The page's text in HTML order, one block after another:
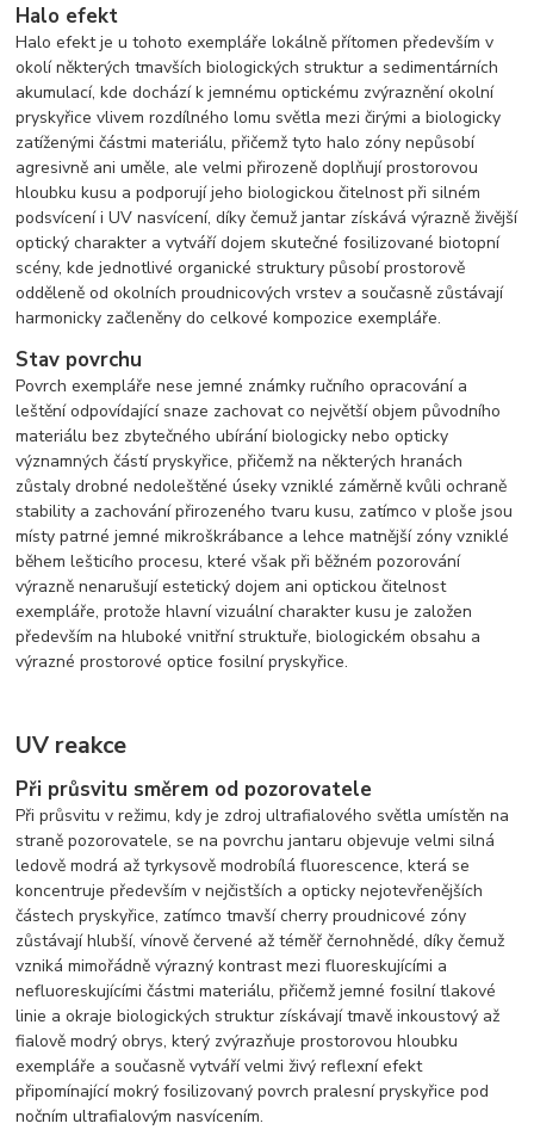
Halo efekt
Halo efekt je u tohoto exempláře lokálně přítomen především v
okolí některých tmavších biologických struktur a sedimentárních
akumulací, kde dochází k jemnému optickému zvýraznění okolní
pryskyřice vlivem rozdílného lomu světla mezi čirými a biologicky
zatíženými částmi materiálu, přičemž tyto halo zóny nepůsobí
agresivně ani uměle, ale velmi přirozeně doplňují prostorovou
hloubku kusu a podporují jeho biologickou čitelnost při silném
podsvícení i UV nasvícení, díky čemuž jantar získává výrazně živější
optický charakter a vytváří dojem skutečné fosilizované biotopní
scény, kde jednotlivé organické struktury působí prostorově
odděleně od okolních proudnicových vrstev a současně zůstávají
harmonicky začleněny do celkové kompozice exempláře.
Stav povrchu
Povrch exempláře nese jemné známky ručního opracování a
leštění odpovídající snaze zachovat co největší objem původního
materiálu bez zbytečného ubírání biologicky nebo opticky
významných částí pryskyřice, přičemž na některých hranách
zůstaly drobné nedoleštěné úseky vzniklé záměrně kvůli ochraně
stability a zachování přirozeného tvaru kusu, zatímco v ploše jsou
místy patrné jemné mikroškrábance a lehce matnější zóny vzniklé
během lešticího procesu, které však při běžném pozorování
výrazně nenarušují estetický dojem ani optickou čitelnost
exempláře, protože hlavní vizuální charakter kusu je založen
především na hluboké vnitřní struktuře, biologickém obsahu a
výrazné prostorové optice fosilní pryskyřice.
UV reakce
Při průsvitu směrem od pozorovatele
Při průsvitu v režimu, kdy je zdroj ultrafialového světla umístěn na
straně pozorovatele, se na povrchu jantaru objevuje velmi silná
ledově modrá až tyrkysově modrobílá fluorescence, která se
koncentruje především v nejčistších a opticky nejotevřenějších
částech pryskyřice, zatímco tmavší cherry proudnicové zóny
zůstávají hlubší, vínově červené až téměř černohnědé, díky čemuž
vzniká mimořádně výrazný kontrast mezi fluoreskujícími a
nefluoreskujícími částmi materiálu, přičemž jemné fosilní tlakové
linie a okraje biologických struktur získávají tmavě inkoustový až
fialově modrý obrys, který zvýrazňuje prostorovou hloubku
exempláře a současně vytváří velmi živý reflexní efekt
připomínající mokrý fosilizovaný povrch pralesní pryskyřice pod
nočním ultrafialovým nasvícením.